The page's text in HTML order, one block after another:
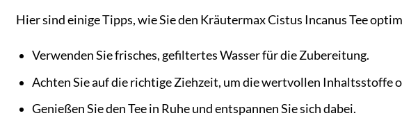
Hier sind einige Tipps, wie Sie den Kräutermax Cistus Incanus Tee
Verwenden Sie frisches, gefiltertes Wasser für die Zubereitung.
Achten Sie auf die richtige Ziehzeit, um die wertvollen Inhaltsstoffe
Genießen Sie den Tee in Ruhe und entspannen Sie sich dabei.